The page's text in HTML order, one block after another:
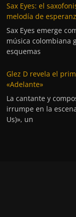
Sax Eyes: el
melodía de
Sax Eyes emerge
música colombiana
esquemas
Glez D revela el
«Adelante»
La cantante y
irrumpe en la
Us)», un